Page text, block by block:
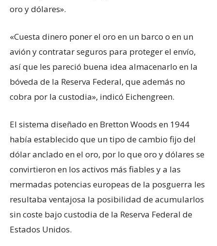
oro y dólares».
«Cuesta dinero poner el oro en un barco o en un
avión y contratar seguros para proteger el envío,
así que les pareció buena idea almacenarlo en la
bóveda de la Reserva Federal, que además no
cobra por la custodia», indicó Eichengreen.
El sistema diseñado en Bretton Woods en 1944
había establecido que un tipo de cambio fijo del
dólar anclado en el oro, por lo que oro y dólares se
convirtieron en los activos más fiables y a las
mermadas potencias europeas de la posguerra les
resultaba ventajosa la posibilidad de acumularlos
sin coste bajo custodia de la Reserva Federal de
Estados Unidos.